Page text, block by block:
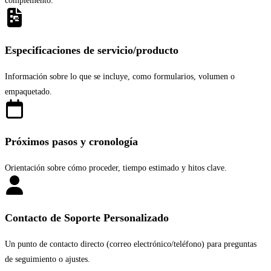
Especificaciones de servicio/producto
Información sobre lo que se incluye, como formularios, volumen o
empaquetado.
Próximos pasos y cronología
Orientación sobre cómo proceder, tiempo estimado y hitos clave.
Contacto de Soporte Personalizado
Un punto de contacto directo (correo electrónico/teléfono) para preguntas
de seguimiento o ajustes.